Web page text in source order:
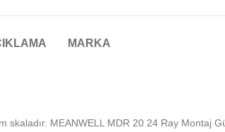
MARKA
MEANWELL MDR 20 24 Ray Montaj